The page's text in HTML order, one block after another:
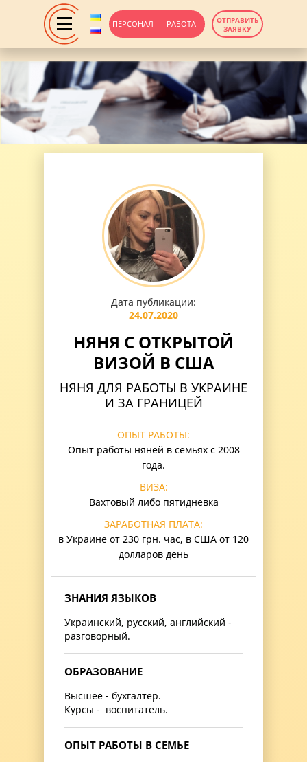
ПЕРСОНАЛ РАБОТА
ОТПРАВИТЬ
ЗАЯВКУ
Дата публикации:
24.07.2020
НЯНЯ С ОТКРЫТОЙ
ВИЗОЙ В США
НЯНЯ ДЛЯ РАБОТЫ В УКРАИНЕ
И ЗА ГРАНИЦЕЙ
ОПЫТ РАБОТЫ:
Опыт работы няней в семьях с 2008
года.
ВИЗА:
Вахтовый либо пятидневка
ЗАРАБОТНАЯ ПЛАТА:
в Украине от 230 грн. час, в США от 120
долларов день
ЗНАНИЯ ЯЗЫКОВ
Украинский, русский, английский -
разговорный.
ОБРАЗОВАНИЕ
Высшее - бухгалтер.
Курсы - воспитатель.
ОПЫТ РАБОТЫ В СЕМЬЕ